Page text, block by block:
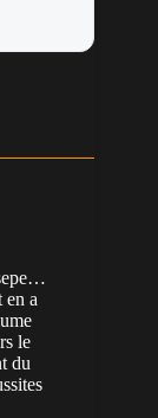
en a
le
du